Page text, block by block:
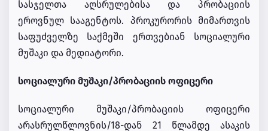
სასჯელთა აღსრულებისა და პრობაციის
ეროვნულ სააგენტოს. პროკურორის მიმართვის
საფუძველზე საქმეში ერთვებიან სოციალური
მუშაკი და მედიატორი.
სოციალური მუშაკი/პრობაციის ოფიცერი
სოციალური მუშაკი/პრობაციის ოფიცერი
არასრულწლოვნის/18-დან 21 წლამდე ასაკის